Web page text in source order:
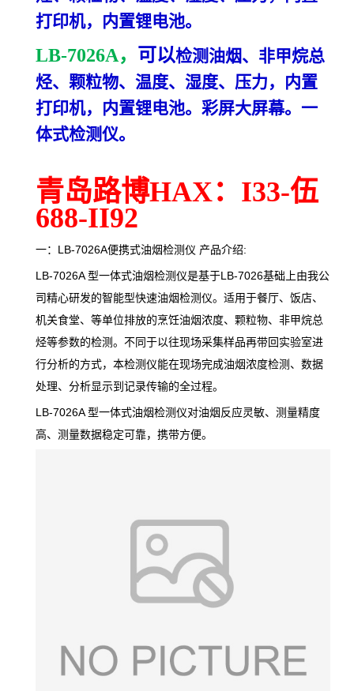
打印机，内置锂电池。
LB-7026A， 可以检测油烟、非甲烷总
烃、颗粒物、温度、湿度、压力，内置
打印机，内置锂电池。彩屏大屏幕。一
体式检测仪。
青岛路博HAX：I33-伍
688-II92
一：LB-7026A便携式油烟检测仪 产品介绍:
LB-7026A 型一体式油烟检测仪是基于LB-7026基础上由我公
司精心研发的智能型快速油烟检测仪。适用于餐厅、饭店、
机关食堂、等单位排放的烹饪油烟浓度、颗粒物、非甲烷总
烃等参数的检测。不同于以往现场采集样品再带回实验室进
行分析的方式，本检测仪能在现场完成油烟浓度检测、数据
处理、分析显示到记录传输的全过程。
LB-7026A 型一体式油烟检测仪对油烟反应灵敏、测量精度
高、测量数据稳定可靠，携带方便。